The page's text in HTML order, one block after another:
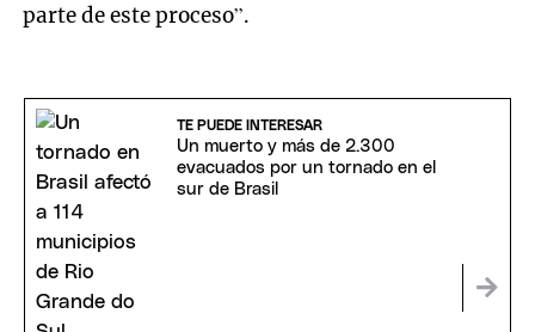
parte de este proceso”.
TE PUEDE INTERESAR
Un muerto y más de 2.300
evacuados por un tornado en el
sur de Brasil